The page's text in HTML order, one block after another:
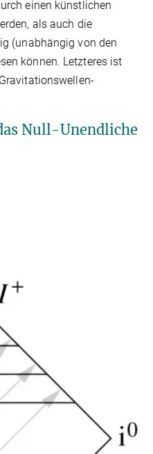
einen künstlichen
als auch die
(unabhängig von den
können. Letzteres ist
Null-Unendliche